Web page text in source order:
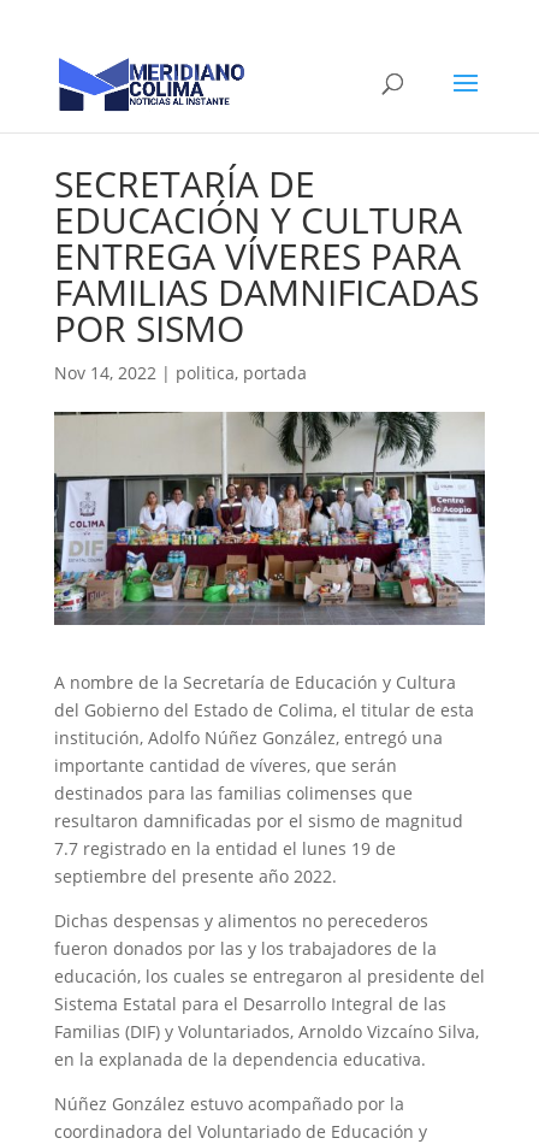
SECRETARÍA DE
EDUCACIÓN Y CULTURA
ENTREGA VÍVERES PARA
FAMILIAS DAMNIFICADAS
POR SISMO
Nov 14, 2022| politica, portada
A nombre de la Secretaría de Educación y Cultura
del Gobierno del Estado de Colima, el titular de esta
institución, Adolfo Núñez González, entregó una
importante cantidad de víveres, que serán
destinados para las familias colimenses que
resultaron damnificadas por el sismo de magnitud
7.7 registrado en la entidad el lunes 19 de
septiembre del presente año 2022.
Dichas despensas y alimentos no perecederos
fueron donados por las y los trabajadores de la
educación, los cuales se entregaron al presidente del
Sistema Estatal para el Desarrollo Integral de las
Familias (DIF) y Voluntariados, Arnoldo Vizcaíno Silva,
en la explanada de la dependencia educativa.
Núñez González estuvo acompañado por la
coordinadora del Voluntariado de Educación y